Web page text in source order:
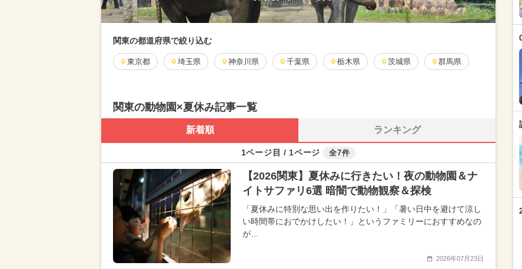
関東の都道府県で絞り込む
東京都 埼玉県 神奈川県 千葉県 栃木県 茨城県 群馬県
関東の動物園×夏休み記事一覧
新着順 ランキング
1ページ目 / 1ページ 全7件
【2026関東】夏休みに行きたい！夜の動物園＆ナ
イトサファリ6選 暗闇で動物観察＆探検
「夏休みに特別な思い出を作りたい！」「暑い日中を避けて涼し
い時間帯におでかけしたい！」というファミリーにおすすめなの
が…
2026年07月23日